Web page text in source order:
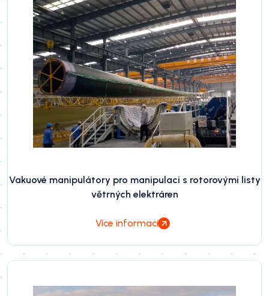
Vakuové manipulátory pro manipulaci s rotorovými listy
větrných elektráren
Více informací